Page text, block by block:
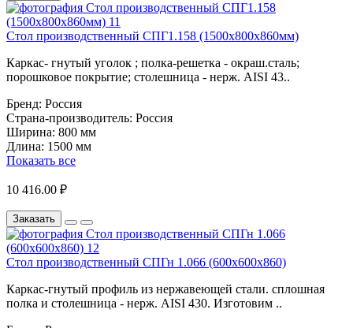
Стол производственный СПГ1.158 (1500х800х860мм)
Каркас- гнутый уголок ; полка-решетка - окраш.сталь;
порошковое покрытие; столешница - нерж. AISI 43..
Бренд: Россия
Страна-производитель: Россия
Ширина: 800 мм
Длина: 1500 мм
Показать все
10 416.00 ₽
Заказать
Стол производственный СПГн 1.066 (600х600х860)
Каркас-гнутый профиль из нержавеющей стали. сплошная
полка и столешница - нерж. AISI 430. Изготовим ..